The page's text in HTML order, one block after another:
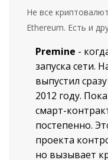
Не все
Ethereum. Есть и
Premine -
запуска сети.
выпустил
2012 году.
смарт-
постепенно.
проекта
но вызывает